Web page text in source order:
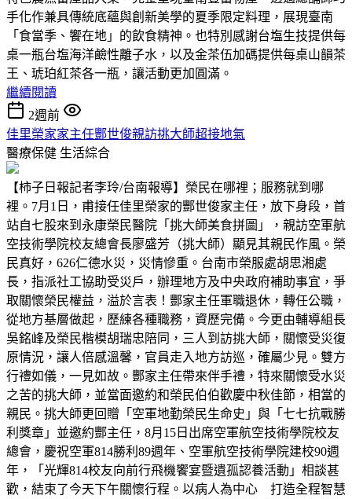
手化作兼具傳統底蘊與創新美學的夏季限定料理，展現臺南
「食當季、饗在地」的飲食精神。也特別感謝台塩生技提供每
桌一瓶台塩海洋鹼性離子水，以及金茶伍加碼提供每桌山韻茶
王、琥珀紅茶各一瓶，讓活動更加圓滿。
繼續閱讀
2週前
佳里榮家家主任酆世俊親訪挑大師超接地氣
醫療保健 生活綜合
【柿子日報記者李玲/台南報導】榮民在哪裡；服務就到哪
裡。7月1日，甫接任佳里榮家的酆世俊家主任，放下身段，首
站自七股來到永康榮民醫院「挑大師美食拼圖」，親訪空軍航
空技術學院校友總會長廖盛芳（挑大師）顯見其親民作風。榮
民真好，626仁德水災，災情慘重。台南市榮服處胡思湘處
長，指派社工協助受災戶，辦理地方及中央政府補助事宜，爭
取關懷榮民權益，溢於言表！酆家主任軍職退休，轉任公職，
從地方基層做起，歷練各種職務，資歷完備。今更由輔導組長
吳銘峰及榮民楷模胡瑞忠陪同，三人到訪挑大師，關懷受災復
原情況，讓人倍感溫馨，官員走入地方訪巡，確屬少見。雙方
行禮如儀，一見如故。酆家主任帶來伴手禮，特來關懷受水災
之苦的挑大師，並當面邀約和榮民伯伯歡慶中秋佳節，相當的
親民。挑大師更回贈「空軍地勤榮民生命史」與「七七抗戰勝
利獎章」並邀約酆主任，8月15日出席空軍航空技術學院校友
總會，慶祝空軍814勝利89週年、空軍航空技術學院建校90週
年，「光輝814校友向前行飛機饗宴暨遺孤認養活動」相談甚
歡，結束了今天下午關懷行程。以病人為中心 打造全程智慧